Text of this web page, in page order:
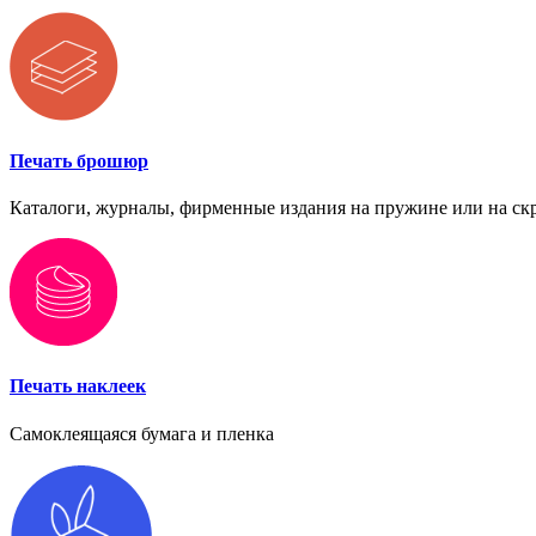
Печать брошюр
Каталоги, журналы, фирменные издания на пружине или на
Печать наклеек
Самоклеящаяся бумага и пленка